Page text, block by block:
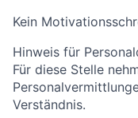
Kein
Hinweis für
Für diese Stelle
Verständnis.